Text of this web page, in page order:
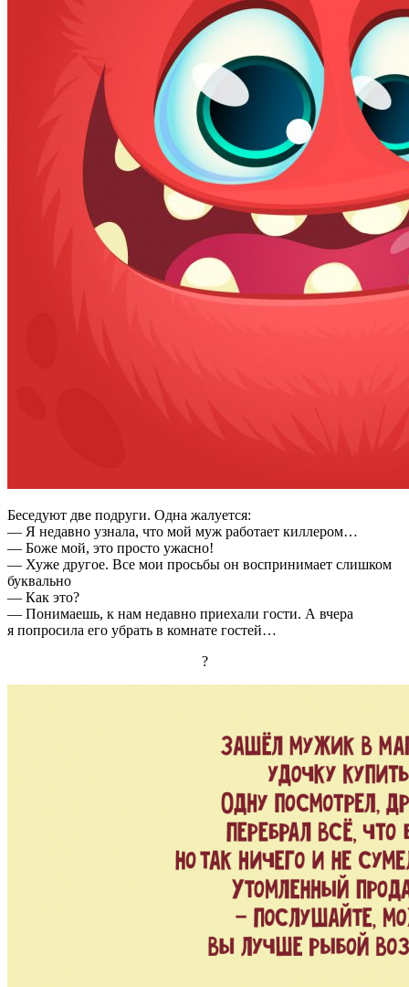
Беседуют две подруги. Одна жалуется:
— Я недавно узнала, что мой муж работает киллером…
— Боже мой, это просто ужасно!
— Хуже другое. Все мои просьбы он воспринимает слишком
буквально
— Как это?
— Понимаешь, к нам недавно приехали гости. А вчера
я попросила его убрать в комнате гостей…
?